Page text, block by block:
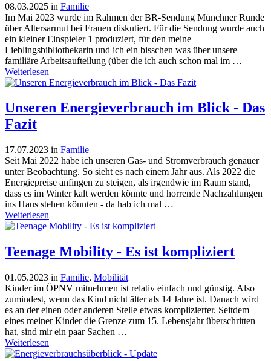
08.03.2025 in Familie
Im Mai 2023 wurde im Rahmen der BR-Sendung Münchner Runde
über Altersarmut bei Frauen diskutiert. Für die Sendung wurde auch
ein kleiner Einspieler 1 produziert, für den meine
Lieblingsbibliothekarin und ich ein bisschen was über unsere
familiäre Arbeitsaufteilung (über die ich auch schon mal im …
Weiterlesen
Unseren Energieverbrauch im Blick - Das
Fazit
17.07.2023 in Familie
Seit Mai 2022 habe ich unseren Gas- und Stromverbrauch genauer
unter Beobachtung. So sieht es nach einem Jahr aus. Als 2022 die
Energiepreise anfingen zu steigen, als irgendwie im Raum stand,
dass es im Winter kalt werden könnte und horrende Nachzahlungen
ins Haus stehen könnten - da hab ich mal …
Weiterlesen
Teenage Mobility - Es ist kompliziert
01.05.2023 in Familie, Mobilität
Kinder im ÖPNV mitnehmen ist relativ einfach und günstig. Also
zumindest, wenn das Kind nicht älter als 14 Jahre ist. Danach wird
es an der einen oder anderen Stelle etwas komplizierter. Seitdem
eines meiner Kinder die Grenze zum 15. Lebensjahr überschritten
hat, sind mir ein paar Sachen …
Weiterlesen